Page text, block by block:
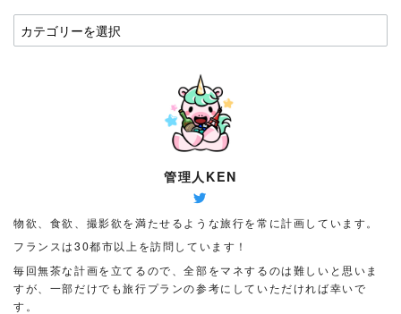
国
や
て
く
さ
い
管理人KEN
物欲、食欲、撮影欲を満たせるような旅行を常に計画しています。
フランスは30都市以上を訪問しています！
毎回無茶な計画を立てるので、全部をマネするのは難しいと思いま
すが、一部だけでも旅行プランの参考にしていただければ幸いで
す。